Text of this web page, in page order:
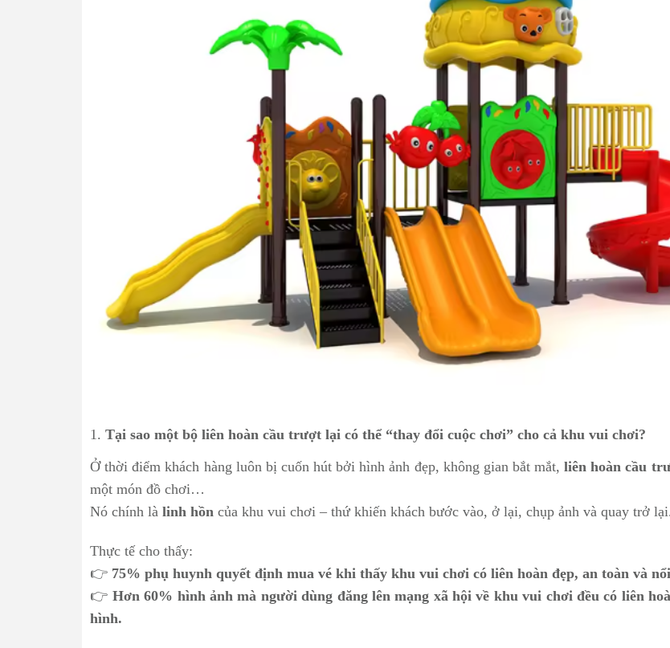
1. Tại sao một bộ liên hoàn cầu trượt lại có thể “thay đổi cuộc chơi” cho cả khu vui chơi?
Ở thời điểm khách hàng luôn bị cuốn hút bởi hình ảnh đẹp, không gian bắt mắt,liên hoàn cầu
một món đồ chơi…
Nó chính là linh hồn của khu vui chơi – thứ khiến khách bước vào, ở lại, chụp ảnh và quay trở lại.
Thực tế cho thấy:
👉 75% phụ huynh quyết định mua vé khi thấy khu vui chơi có liên hoàn đẹp, an toàn và
👉 Hơn 60% hình ảnh mà người dùng đăng lên mạng xã hội về khu vui chơi đều có liên
hình.